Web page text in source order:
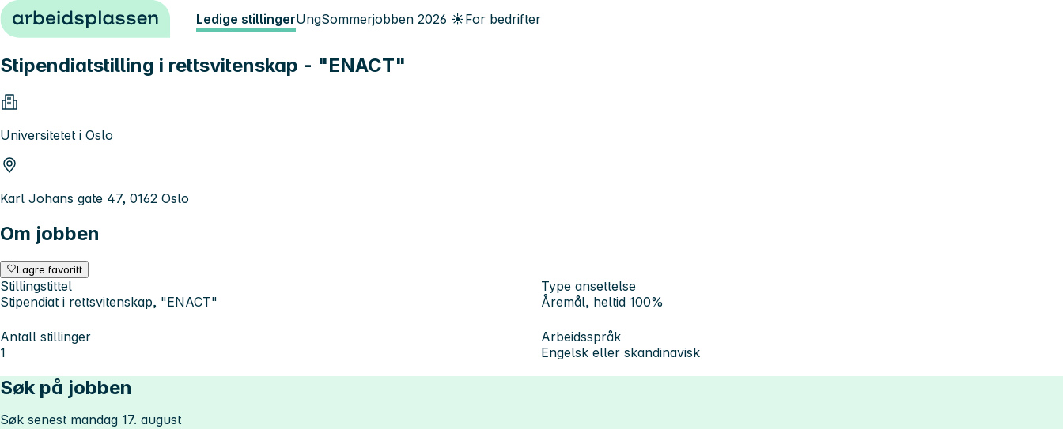
Hopp til innhold Ledige stillingerUngSommerjobben 2026 ☀️For bedrifter
Stipendiatstilling i rettsvitenskap - "ENACT"
Universitetet i Oslo
Karl Johans gate 47, 0162 Oslo
Om jobben
Lagre favoritt
Stillingstittel
Stipendiat i rettsvitenskap, "ENACT"
Type ansettelse
Åremål, heltid 100%
Antall stillinger
1
Arbeidsspråk
Engelsk eller skandinavisk
Søk på jobben
Søk senest mandag 17. august